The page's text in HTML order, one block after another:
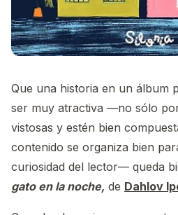
Que una historia en un álbum
ser muy atractiva —no sólo
vistosas y estén bien
contenido se organiza bien
curiosidad del lector— queda
gato en la noche, de Dahlov